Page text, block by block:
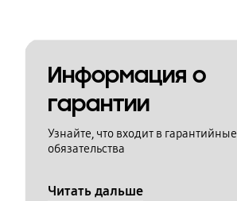
Информация о
гарантии
Узнайте, что входит в гарантийные
обязательства
Читать дальше